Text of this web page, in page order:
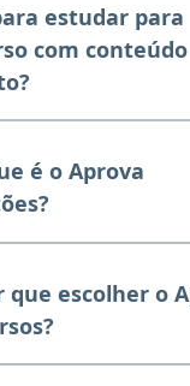
estudar para
com conteúdo
é o Aprova
que escolher o